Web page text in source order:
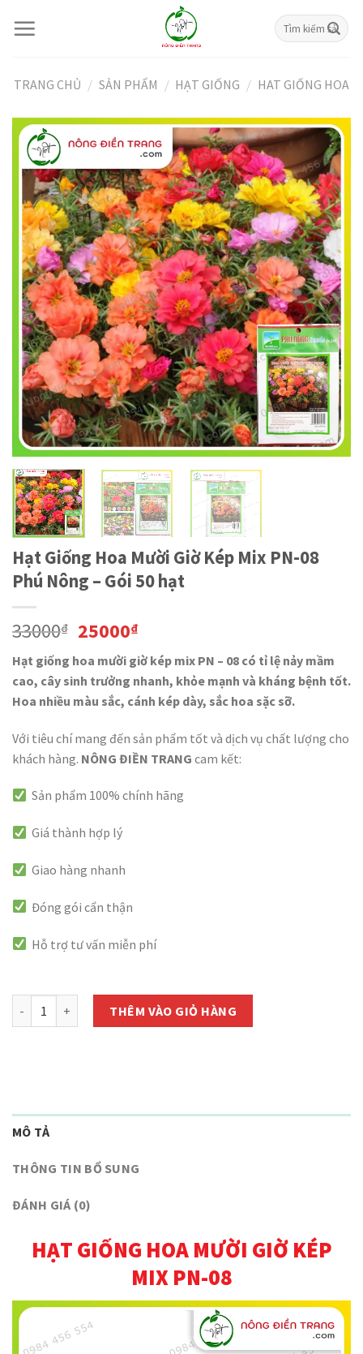
Tìm
kiếm:
TRANG CHỦ / SẢN PHẨM / HẠT GIỐNG / HAT GIỐNG HOA
Giảm giá!
Hạt Giống Hoa Mười Giờ Kép Mix PN-08
Phú Nông – Gói 50 hạt
33000₫ 25000₫
Hạt giống hoa mười giờ kép mix PN – 08 có tỉ lệ nảy mầm
cao, cây sinh trưởng nhanh, khỏe mạnh và kháng bệnh tốt.
Hoa nhiều màu sắc, cánh kép dày, sắc hoa sặc sỡ.
Với tiêu chí mang đến sản phẩm tốt và dịch vụ chất lượng cho
khách hàng. NÔNG ĐIỀN TRANG cam kết:
Sản phẩm 100% chính hãng
Giá thành hợp lý
Giao hàng nhanh
Đóng gói cẩn thận
Hỗ trợ tư vấn miễn phí
Hạt Giống Hoa Mười Giờ Kép Mix PN-08 Phú Nông - Gói 50 hạt số
THÊM VÀO GIỎ HÀNG
MÔ TẢ
THÔNG TIN BỔ SUNG
ĐÁNH GIÁ (0)
HẠT GIỐNG HOA MƯỜI GIỜ KÉP
MIX PN-08